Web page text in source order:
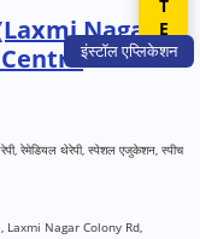
इंस्टॉलएप्लिकेशन
Nagar
रेमेडियल थेरेपी, स्पेशल एजुकेशन, स्पीच
Laxmi Nagar Colony Rd,